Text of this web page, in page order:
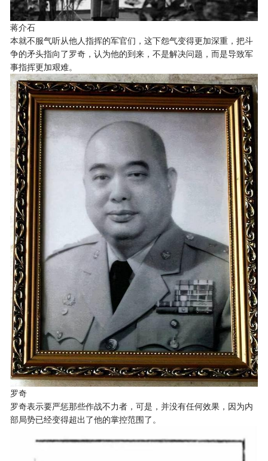
蒋介石
本就不服气听从他人指挥的军官们，这下怨气变得更加深重，把斗
争的矛头指向了罗奇，认为他的到来，不是解决问题，而是导致军
事指挥更加艰难。
罗奇
罗奇表示要严惩那些作战不力者，可是，并没有任何效果，因为内
部局势已经变得超出了他的掌控范围了。